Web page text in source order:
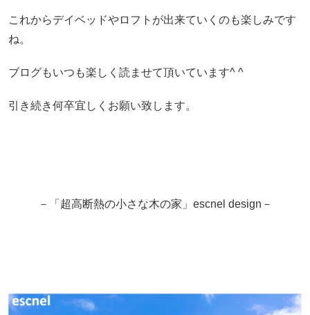
これからデイベッドやロフトが出来ていくのも楽しみです
ね。
ブログもいつも楽しく読ませて頂いています^ ^
引き続き何卒宜しくお願い致します。
－「超高断熱の小さな木の家」escnel design－